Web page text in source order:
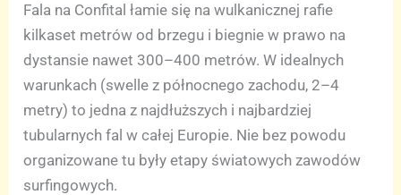
Fala na Confital łamie się na wulkanicznej rafie
kilkaset metrów od brzegu i biegnie w prawo na
dystansie nawet 300–400 metrów. W idealnych
warunkach (swelle z północnego zachodu, 2–4
metry) to jedna z najdłuższych i najbardziej
tubularnych fal w całej Europie. Nie bez powodu
organizowane tu były etapy światowych zawodów
surfingowych.